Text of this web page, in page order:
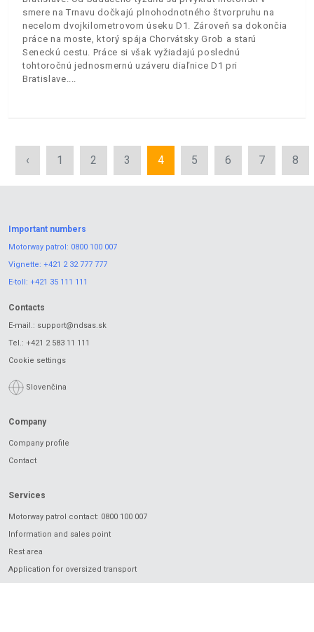
smere na Trnavu dočkajú plnohodnotného štvorpruhu na
necelom dvojkilometrovom úseku D1. Zároveň sa dokončia
práce na moste, ktorý spája Chorvátsky Grob a starú
Seneckú cestu. Práce si však vyžiadajú poslednú
tohtoročnú jednosmernú uzáveru diaľnice D1 pri
Bratislave.
‹ 1 2 3 4 5 6 7 8
Important numbers
Motorway patrol: 0800 100 007
Vignette: +421 2 32 777 777
E-toll: +421 35 111 111
Contacts
E-mail.: support@ndsas.sk
Tel.: +421 2 583 11 111
Cookie settings
Slovenčina
Company
Company profile
Contact
Services
Motorway patrol contact: 0800 100 007
Information and sales point
Rest area
Application for oversized transport